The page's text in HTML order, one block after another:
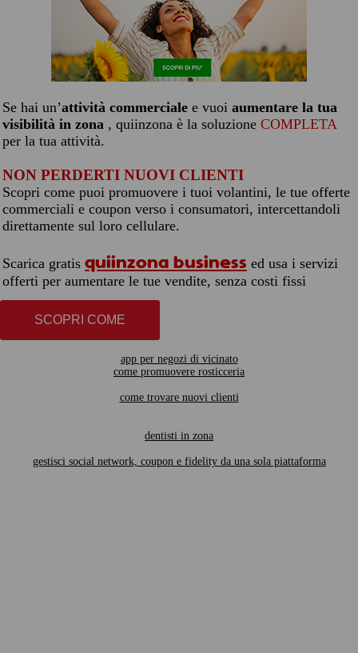
Se hai un’attività commerciale e vuoi aumentare la tua
visibilità in zona , quiinzona è la soluzione COMPLETA
per la tua attività.
NON PERDERTI NUOVI CLIENTI
Scopri come puoi promuovere i tuoi volantini, le tue offerte
commerciali e coupon verso i consumatori, intercettandoli
direttamente sul loro cellulare.
Scarica gratis quiinzona business ed usa i servizi
offerti per aumentare le tue vendite, senza costi fissi
SCOPRI COME
app per negozi di vicinato
come promuovere rosticceria
come trovare nuovi clienti
dentisti in zona
gestisci social network, coupon e fidelity da una sola piattaforma